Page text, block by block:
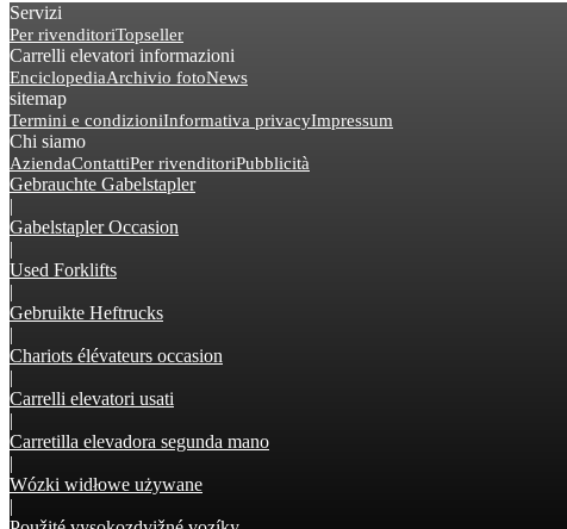
Servizi
Per rivenditoriTopseller
Carrelli elevatori informazioni
EnciclopediaArchivio fotoNews
sitemap
Termini e condizioniInformativa privacyImpressum
Chi siamo
AziendaContattiPer rivenditoriPubblicità
Gebrauchte Gabelstapler
|
Gabelstapler Occasion
|
Used Forklifts
|
Gebruikte Heftrucks
|
Chariots élévateurs occasion
|
Carrelli elevatori usati
|
Carretilla elevadora segunda mano
|
Wózki widłowe używane
|